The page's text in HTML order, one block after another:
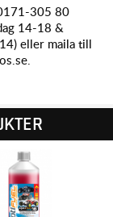
305 80
14-18 &
eller maila till